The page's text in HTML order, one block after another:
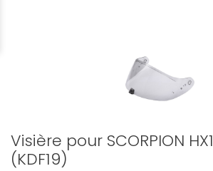
Visière pour SCORPION HX1
(KDF19)